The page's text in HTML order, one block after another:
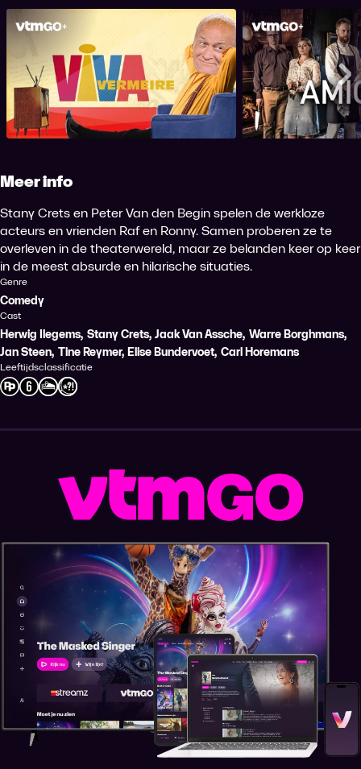
Viva Vermeire
Meer info
Stany Crets en Peter Van den Begin spelen de werkloze
acteurs en vrienden Raf en Ronny. Samen proberen ze te
overleven in de theaterwereld, maar ze belanden keer op keer
in de meest absurde en hilarische situaties.
Genre
Comedy
Cast
Herwig Ilegems, Stany Crets, Jaak Van Assche, Warre Borghmans,
Jan Steen, Tine Reymer, Elise Bundervoet, Carl Horemans
Leeftijdsclassificatie